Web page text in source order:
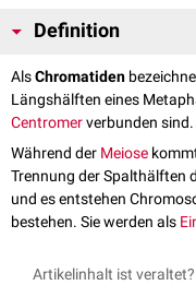
Definition
AlsChromatiden
Längshälften eines
Centromerverbunden sind.
Während der Meiose
Trennung der Spalthälften
und es entstehen
bestehen. Sie werden als
Artikelinhalt ist veraltet?